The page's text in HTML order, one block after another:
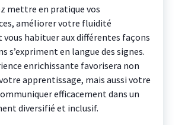
mettre en pratique vos
améliorer votre fluidité
habituer aux différentes façons
s’expriment en langue des signes.
enrichissante favorisera non
apprentissage, mais aussi votre
efficacement dans un
diversifié et inclusif.